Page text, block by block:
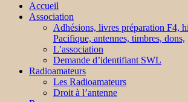
Accueil
Association
Adhésions, livres préparation F4,
Pacifique, antennes, timbres, dons,
L’association
Demande d’identifiant SWL
Radioamateurs
Les Radioamateurs
Droit à l’antenne